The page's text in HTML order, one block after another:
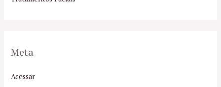
Meta
Acessar